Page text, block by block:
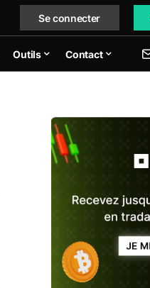
Se connecter
Outils Contact